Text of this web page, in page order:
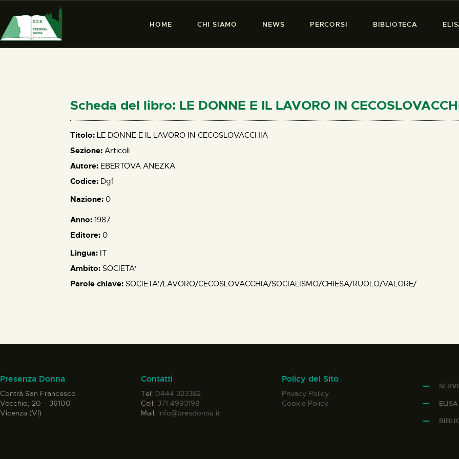
HOME CHI SIAMO NEWS PERCORSI BIBLIOTECA
PRESENZA DONNA
PERCORSI
BIBLIOTECA
Scheda del libro: LE DONNE E IL LAVORO IN
Titolo: LE DONNE E IL LAVORO IN CECOSLOVACCHIA
Sezione: Articoli
Autore: EBERTOVA ANEZKA
Codice: Dg1
Nazione: 0
Anno: 1987
Editore: 0
Lingua: IT
Ambito: SOCIETA'
Parole chiave: SOCIETA'/LAVORO/CECOSLOVACCHIA/SOCIALISMO/CHIESA/RUOLO/VALORE/
Presenza Donna
Contrà San Francesco
Vecchio, 20 – 36100
Vicenza (VI)
Contatti
Tel: 0444 323382
Cell: 371 4993198
Mail: info@presdonna.it
Policy del Sito
Privacy Policy
Cookie Policy